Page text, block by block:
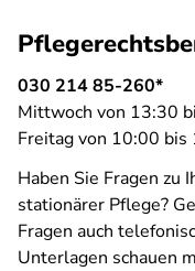
030 214 85-260*
Mittwoch von 13:30
Freitag von 10:00
Haben Sie Fragen zu
stationärer Pflege?
Fragen auch
Unterlagen schauen